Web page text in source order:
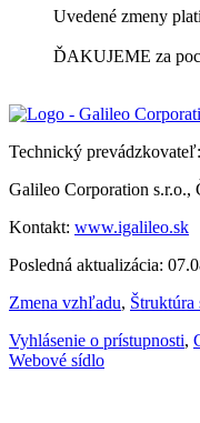
Uvedené zmeny
ĎAKUJEME za
Technický prevádzkovateľ:
Galileo Corporation s.r.o.,
Kontakt: www.igalileo.sk
Posledná aktualizácia:
Zmena vzhľadu, Štruktúra
Vyhlásenie o prístupnosti,
Webové sídlo